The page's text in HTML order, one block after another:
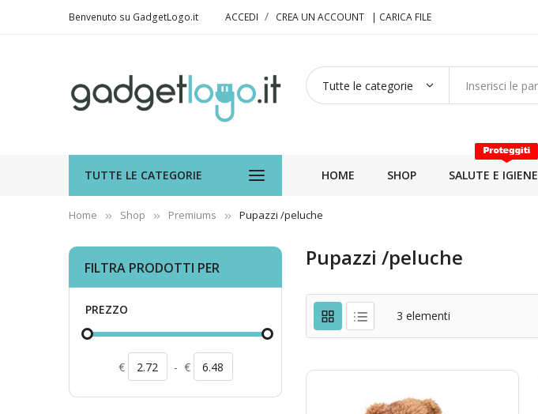
Benvenuto su GadgetLogo.it ACCEDI CREA UN ACCOUNT | CARICA FILE
TUTTE LE CATEGORIE HOME SHOP SALUTE E IGIENE
Home Shop Premiums Pupazzi /peluche
Pupazzi /peluche
3 elementi
FILTRA PRODOTTI PER
PREZZO
€ - €